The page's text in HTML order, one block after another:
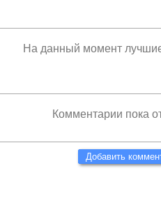
На данный момент
Комментарии пока
Добавить